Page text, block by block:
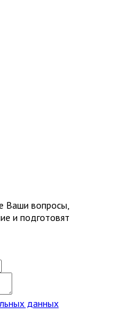
Ваши вопросы,
и подготовят
данных